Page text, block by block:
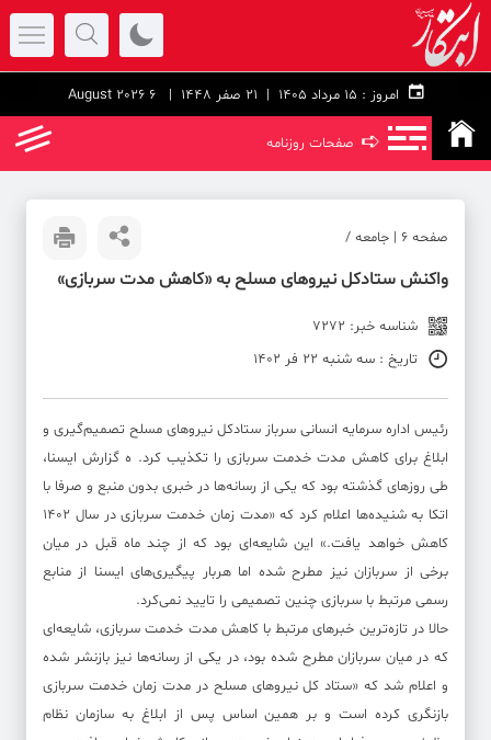
امروز : 21 صفر 1448 | 6 August 2026
➪ صفحات روزنامه
صفحه ۶ | جامعه /
واکنش ستادکل نیروهای مسلح به «کاهش مدت سربازی»
شناسه خبر: 7272
تاریخ : سه شنبه 22 فر 1402
رئیس اداره سرمایه انسانی سرباز ستادکل نیروهای مسلح تصمیم‌گیری و
ابلاغ برای کاهش مدت خدمت سربازی را تکذیب کرد. ه گزارش ایسنا،
طی روزهای گذشته بود که یکی از رسانه‌ها در خبری بدون منبع و صرفا با
اتکا به شنیده‌ها اعلام کرد که «مدت زمان خدمت سربازی در سال ۱۴۰۲
کاهش خواهد یافت.» این شایعه‌ای بود که از چند ماه قبل در میان
برخی از سربازان نیز مطرح شده اما هربار پیگیری‌های ایسنا از منابع
رسمی مرتبط با سربازی چنین تصمیمی را تایید نمی‌کرد.
حالا در تازه‌ترین خبرهای مرتبط با کاهش مدت خدمت سربازی، شایعه‌ای
که در میان سربازان مطرح شده بود، در یکی از رسانه‌ها نیز بازنشر شده
و اعلام شد که «ستاد کل نیروهای مسلح در مدت زمان خدمت سربازی
بازنگری کرده است و بر همین اساس پس از ابلاغ به سازمان نظام